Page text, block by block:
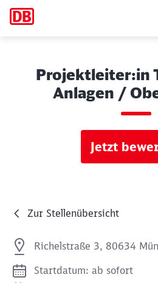
Projektleiter:in
Anlagen /
Jetzt
Zur Stellenübersicht
Richelstraße 3, 80634
Startdatum: ab sofort